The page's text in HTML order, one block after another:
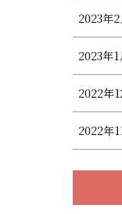
2023年
2023年
2022年
2022年